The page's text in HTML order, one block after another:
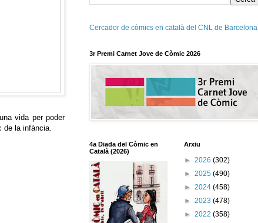
vida per poder
de la infància.
Cercador de còmics en català del CNL de Barcelona
3r Premi Carnet Jove de Còmic 2026
4a Diada del Còmic en
Català (2026)
Arxiu
► 2026 (302)
► 2025 (490)
► 2024 (458)
► 2023 (478)
► 2022 (358)